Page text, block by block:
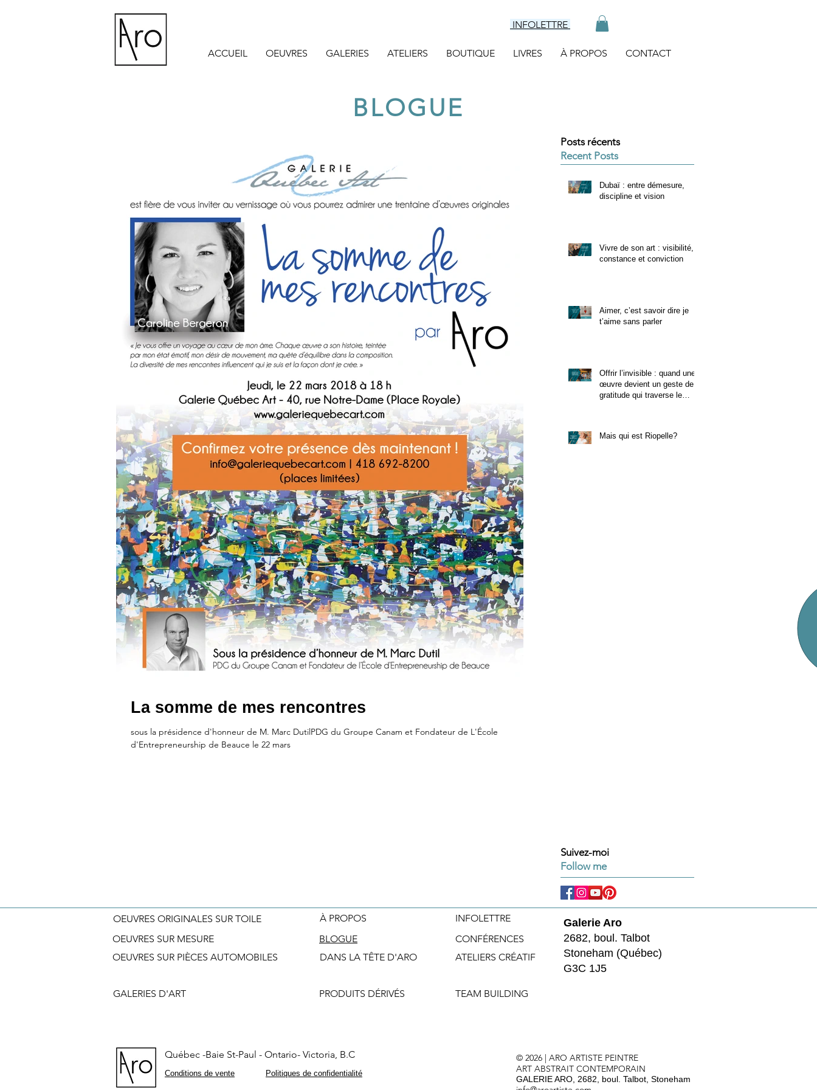
INFOLETTRE
ACCUEIL OEUVRES GALERIES ATELIERS BOUTIQUE LIVRES À PROPOS CONTACT
BLOGUE
La somme de mes rencontres
sous la présidence d'honneur de M. Marc DutilPDG du Groupe Canam et Fondateur de L'École
d'Entrepreneurship de Beauce le 22 mars
Posts récents
Recent Posts
Dubaï : entre démesure,
discipline et vision
Vivre de son art : visibilité,
constance et conviction
Aimer, c’est savoir dire je
t’aime sans parler
Offrir l’invisible : quand une
œuvre devient un geste de
gratitude qui traverse le
Mais qui est Riopelle?
Suivez-moi
Follow me
OEUVRES ORIGINALES SUR TOILE
OEUVRES SUR MESURE
OEUVRES SUR PIÈCES AUTOMOBILES
GALERIES D'ART
À PROPOS
BLOGUE
DANS LA TÊTE D'ARO
PRODUITS DÉRIVÉS
INFOLETTRE
CONFÉRENCES
ATELIERS CRÉATIF
Galerie Aro
2682, boul. Talbot
Stoneham (Québec)
G3C 1J5
TEAM BUILDING
© 2026 | ARO ARTISTE PEINTRE
ART ABSTRAIT CONTEMPORAIN
GALERIE ARO, 2682, boul. Talbot, Stoneham
Conditions de vente Politiques de confidentialité
Québec -Baie St-Paul - Ontario- Victoria, B.C